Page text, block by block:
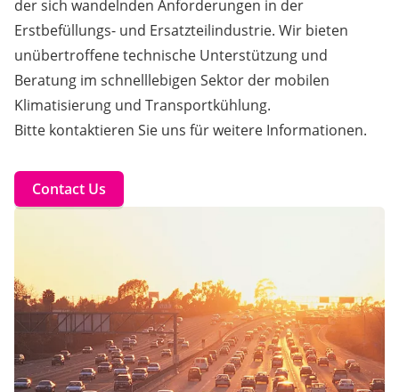
der sich wandelnden Anforderungen in der
Erstbefüllungs- und Ersatzteilindustrie. Wir bieten
unübertroffene technische Unterstützung und
Beratung im schnelllebigen Sektor der mobilen
Klimatisierung und Transportkühlung.
Bitte kontaktieren Sie uns für weitere Informationen.
Contact Us